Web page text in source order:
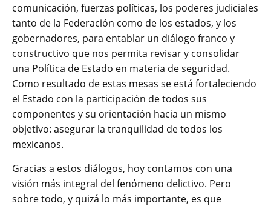
comunicación, fuerzas políticas, los poderes judiciales
tanto de la Federación como de los estados, y los
gobernadores, para entablar un diálogo franco y
constructivo que nos permita revisar y consolidar
una Política de Estado en materia de seguridad.
Como resultado de estas mesas se está fortaleciendo
el Estado con la participación de todos sus
componentes y su orientación hacia un mismo
objetivo: asegurar la tranquilidad de todos los
mexicanos.
Gracias a estos diálogos, hoy contamos con una
visión más integral del fenómeno delictivo. Pero
sobre todo, y quizá lo más importante, es que